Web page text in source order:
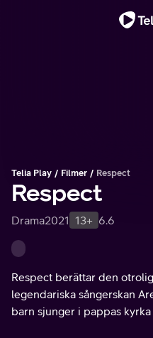
Telia Play Filmer Respect
Respect
Drama2021 13+ 6.6
Respect berättar den
legendariska sångerskan
barn sjunger i pappas